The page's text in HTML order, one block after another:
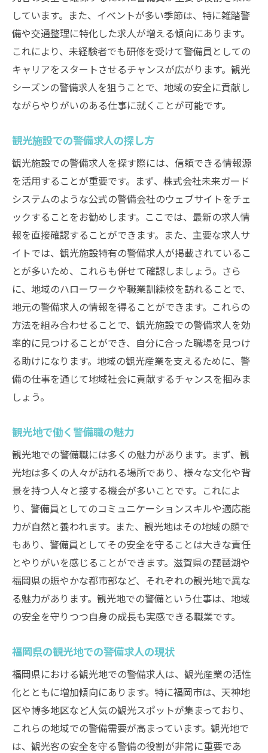
しています。また、イベントが多い季節は、特に雑踏警
備や交通整理に特化した求人が増える傾向にあります。
これにより、未経験者でも研修を受けて警備員としての
キャリアをスタートさせるチャンスが広がります。観光
シーズンの警備求人を狙うことで、地域の安全に貢献し
ながらやりがいのある仕事に就くことが可能です。
観光施設での警備求人の探し方
観光施設での警備求人を探す際には、信頼できる情報源
を活用することが重要です。まず、株式会社未来ガード
システムのような公式の警備会社のウェブサイトをチェ
ックすることをお勧めします。ここでは、最新の求人情
報を直接確認することができます。また、主要な求人サ
イトでは、観光施設特有の警備求人が掲載されているこ
とが多いため、これらも併せて確認しましょう。さら
に、地域のハローワークや職業訓練校を訪れることで、
地元の警備求人の情報を得ることができます。これらの
方法を組み合わせることで、観光施設での警備求人を効
率的に見つけることができ、自分に合った職場を見つけ
る助けになります。地域の観光産業を支えるために、警
備の仕事を通じて地域社会に貢献するチャンスを掴みま
しょう。
観光地で働く警備職の魅力
観光地での警備職には多くの魅力があります。まず、観
光地は多くの人々が訪れる場所であり、様々な文化や背
景を持つ人々と接する機会が多いことです。これによ
り、警備員としてのコミュニケーションスキルや適応能
力が自然と養われます。また、観光地はその地域の顔で
もあり、警備員としてその安全を守ることは大きな責任
とやりがいを感じることができます。滋賀県の琵琶湖や
福岡県の賑やかな都市部など、それぞれの観光地で異な
る魅力があります。観光地での警備という仕事は、地域
の安全を守りつつ自身の成長も実感できる職業です。
福岡県の観光地での警備求人の現状
福岡県における観光地での警備求人は、観光産業の活性
化とともに増加傾向にあります。特に福岡市は、天神地
区や博多地区など人気の観光スポットが集まっており、
これらの地域での警備需要が高まっています。観光地で
は、観光客の安全を守る警備の役割が非常に重要であ